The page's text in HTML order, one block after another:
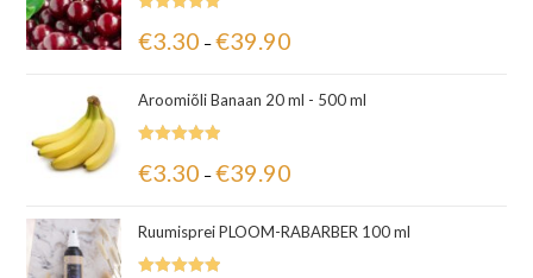
5.00/ 5
€3.30 – €39.90
Aroomiõli Banaan 20 ml - 500 ml
5.00/ 5
€3.30 – €39.90
Ruumisprei PLOOM-RABARBER 100 ml